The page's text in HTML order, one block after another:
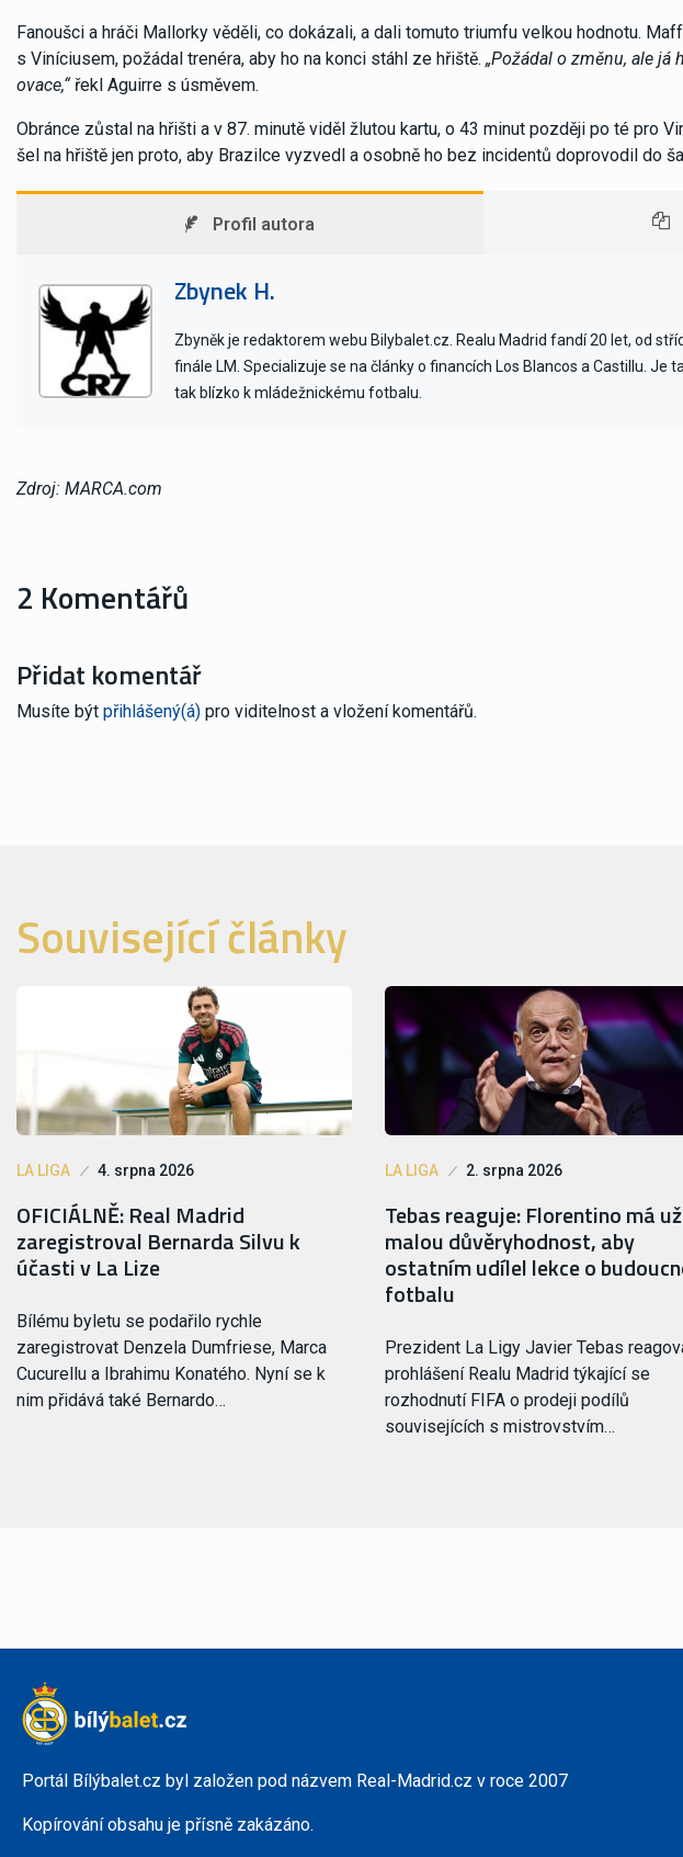
Fanoušci a hráči Mallorky věděli, co dokázali, a dali tomuto triumfu velkou hodnotu.
s Viníciusem, požádal trenéra, aby ho na konci stáhl ze hřiště. „Požádal o změnu, ale
ovace,“řekl Aguirre s úsměvem.
Obránce zůstal na hřišti a v 87. minutě viděl žlutou kartu, o 43 minut později po té pro
šel na hřiště jen proto, aby Brazilce vyzvedl a osobně ho bez incidentů doprovodil do
Profil autora
Zbynek H.
Zbyněk je redaktorem webu Bilybalet.cz. Realu Madrid fandí 20 let, od
finále LM. Specializuje se na články o financích Los Blancos a Castillu. Je
tak blízko k mládežnickému fotbalu.
Zdroj: MARCA.com
2 Komentářů
Přidat komentář
Musíte být přihlášený(á) pro viditelnost a vložení komentářů.
Související články
LA LIGA 4. srpna 2026
OFICIÁLNĚ: Real Madrid
zaregistroval Bernarda Silvu k
účasti v La Lize
Bílému byletu se podařilo rychle
zaregistrovat Denzela Dumfriese, Marca
Cucurellu a Ibrahimu Konatého. Nyní se k
nim přidává také Bernardo…
LA LIGA 2. srpna 2026
Tebas reaguje: Florentino má
malou důvěryhodnost, aby
ostatním udílel lekce o
fotbalu
Prezident La Ligy Javier Tebas
prohlášení Realu Madrid týkající se
rozhodnutí FIFA o prodeji podílů
souvisejících s mistrovstvím…
Portál Bílýbalet.cz byl založen pod názvem Real-Madrid.cz v roce 2007
Kopírování obsahu je přísně zakázáno.